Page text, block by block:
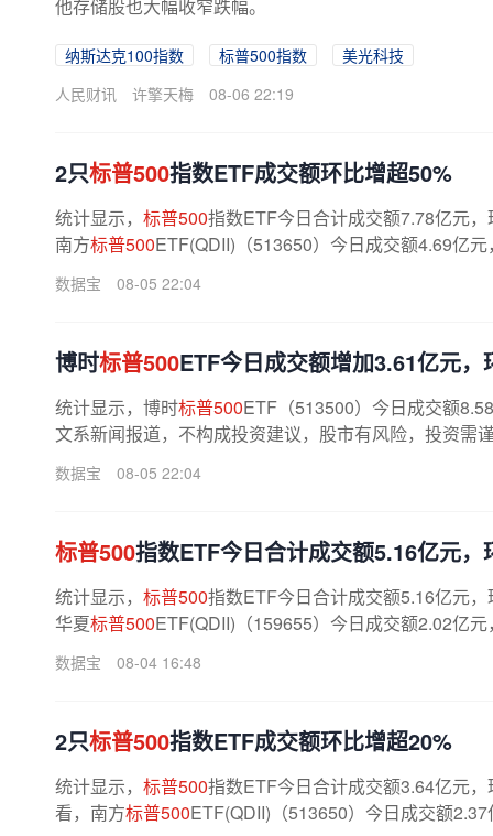
他存储股也大幅收窄跌幅。
纳斯达克100指数 标普500指数
美光科技
人民财讯
许擎天梅 08-06 22:19
2只标普500指数ETF成交额环比增超50%
统计显示， 标普500指数ETF今日合计成交额7.78亿元
南方标普500ETF(QDII)（513650）今日成交额4.69亿
数据宝 08-05 22:04
博时标普500ETF今日成交额增加3.61亿元
统计显示，博时标普500ETF（513500）今日成交额
文系新闻报道，不构成投资建议，股市有风险，投资需
数据宝 08-05 22:04
标普500指数ETF今日合计成交额5.16亿元，
统计显示， 标普500指数ETF今日合计成交额5.16亿元
华夏标普500ETF(QDII)（159655）今日成交额2.02亿
数据宝 08-04 16:48
2只标普500指数ETF成交额环比增超20%
统计显示， 标普500指数ETF今日合计成交额3.64亿元
看，南方标普500ETF(QDII)（513650）今日成交额